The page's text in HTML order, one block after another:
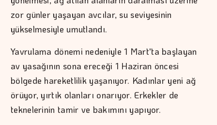
zor günler yaşayan avcılar, su seviyesinin
yükselmesiyle umutlandı.
Yavrulama dönemi nedeniyle 1 Mart'ta başlayan
av yasağının sona ereceği 1 Haziran öncesi
bölgede hareketlilik yaşanıyor. Kadınlar yeni ağ
örüyor, yırtık olanları onarıyor. Erkekler de
teknelerinin tamir ve bakımını yapıyor.